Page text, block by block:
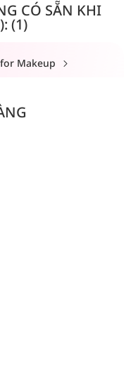
CÓ SẴN KHI
(1)
Makeup